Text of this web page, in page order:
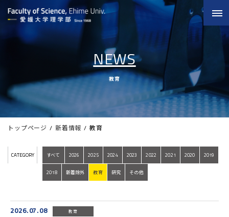
NEWS
教育
トップページ 新着情報 教育
CATEGORY すべて 2026 2025 2024 2023 2022 2021 2020 2019
2018 新着除外 教育 研究 その他
2026.07.08 教育